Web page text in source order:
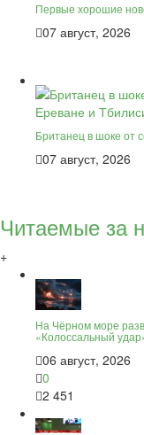
Первые хорошие
07 август, 2026
Британец в шоке от
07 август, 2026
Читаемые за
+
На Чёрном море
«Колоссальный
06 август, 2026
0
2 451